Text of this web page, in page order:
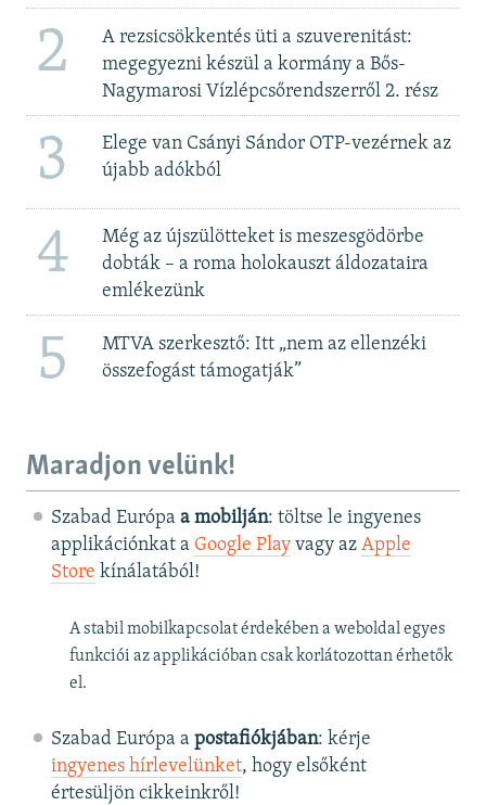
2
A rezsicsökkentés üti a szuverenitást:
megegyezni készül a kormány a Bős-
Nagymarosi Vízlépcsőrendszerről 2. rész
3
Elege van Csányi Sándor OTP-vezérnek az
újabb adókból
4
Még az újszülötteket is meszesgödörbe
dobták – a roma holokauszt áldozataira
emlékezünk
5
MTVA szerkesztő: Itt „nem az ellenzéki
összefogást támogatják”
Maradjon velünk!
Szabad Európa a mobilján: töltse le ingyenes
applikációnkat a Google Playvagy az Apple
Store kínálatából!
A stabil mobilkapcsolat érdekében a weboldal egyes
funkciói az applikációban csak korlátozottan érhetők
el.
Szabad Európa a postafiókjában: kérje
ingyenes hírlevelünket, hogy elsőként
értesüljön cikkeinkről!